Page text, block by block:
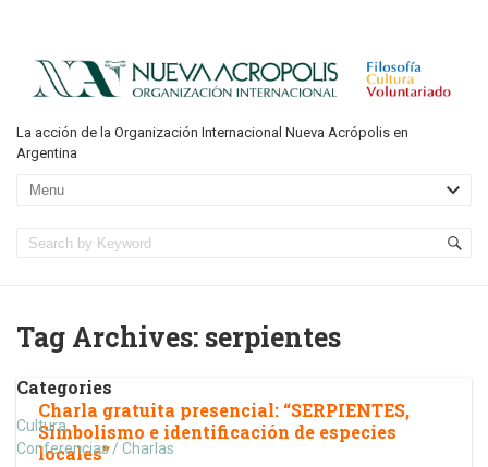
La acción de la Organización Internacional Nueva Acrópolis en
Argentina
Tag Archives: serpientes
Categories
Cultura
Conferencias / Charlas
Charla gratuita presencial: “SERPIENTES,
Simbolismo e identificación de especies
locales”